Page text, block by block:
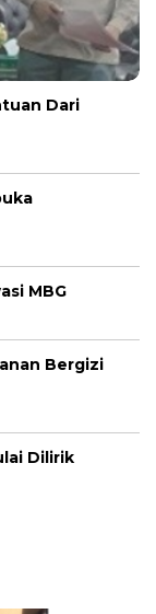
Dari
MBG
Bergizi
Dilirik